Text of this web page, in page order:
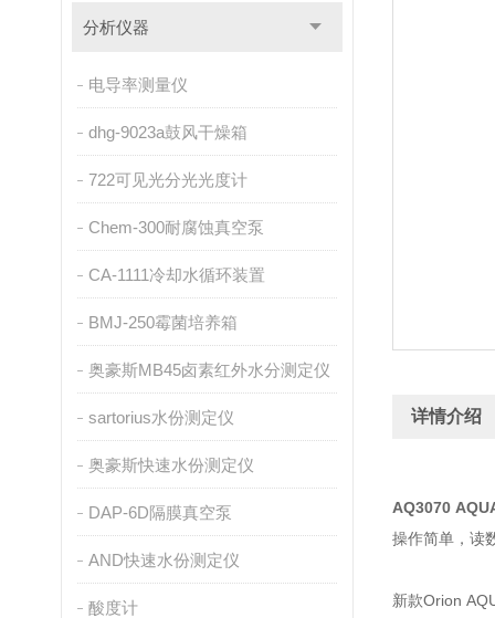
分析仪器
电导率测量仪
dhg-9023a鼓风干燥箱
722可见光分光光度计
Chem-300耐腐蚀真空泵
CA-1111冷却水循环装置
BMJ-250霉菌培养箱
奥豪斯MB45卤素红外水分测定仪
sartorius水份测定仪
奥豪斯快速水份测定仪
DAP-6D隔膜真空泵
AND快速水份测定仪
酸度计
详情介绍
AQ3070
操作简单，读
新款Orion